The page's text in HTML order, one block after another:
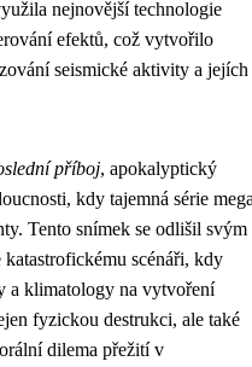
nejnovější technologie
efektů, což vytvořilo
seismické aktivity a jejích
příboj, apokalyptický
kdy tajemná série
Tento snímek se odlišil svým
scénáři, kdy
a klimatology na vytvoření
fyzickou destrukci, ale také
dilema přežití v